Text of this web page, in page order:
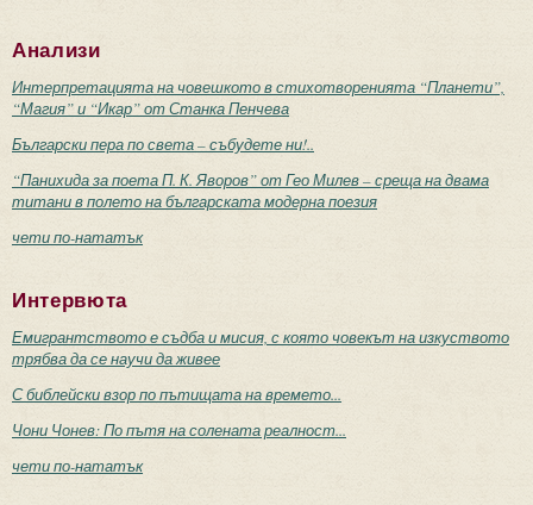
Анализи
Интерпретацията на човешкото в стихотворенията “Планети”,
“Магия” и “Икар” от Станка Пенчева
Български пера по света – събудете ни!..
“Панихида за поета П. К. Яворов” от Гео Милев – среща на двама
титани в полето на българската модерна поезия
чети по-нататък
Интервюта
Емигрантството е съдба и мисия, с която човекът на изкуството
трябва да се научи да живее
С библейски взор по пътищата на времето...
Чони Чонев: По пътя на солената реалност...
чети по-нататък